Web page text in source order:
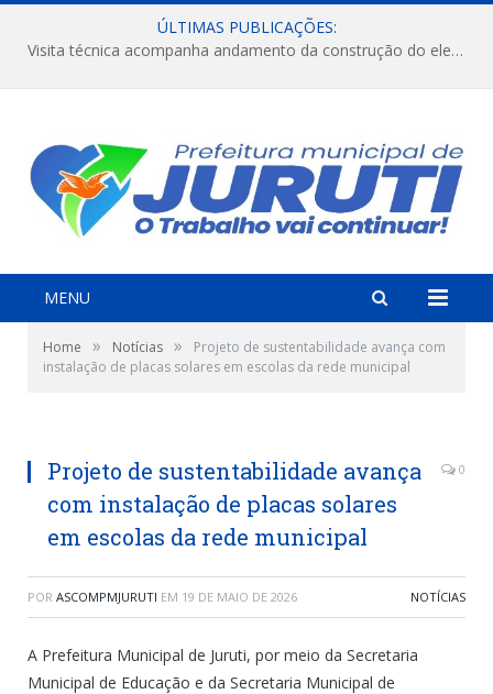
ÚLTIMAS PUBLICAÇÕES:
Visita técnica acompanha andamento da construção do elevado na comunidade Diamantino, região do Miri.
MENU
Home » Notícias »
Projeto de sustentabilidade avança com
instalação de placas solares em escolas da rede municipal
Projeto de sustentabilidade avança
com instalação de placas solares
em escolas da rede municipal
0
POR ASCOMPMJURUTI EM 19 DE MAIO DE 2026 NOTÍCIAS
A Prefeitura Municipal de Juruti, por meio da Secretaria
Municipal de Educação e da Secretaria Municipal de